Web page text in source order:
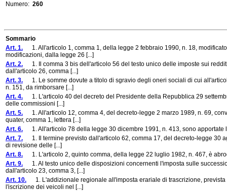
Numero: 260
Sommario
Art. 1. 1. All'articolo 1, comma 1, della legge 2 febbraio 1990, n. 18,
modificazioni, dalla legge 26 [...]
Art. 2. 1. Il comma 3 bis dell'articolo 56 del testo unico delle imposte sui
dall'articolo 26, comma [...]
Art. 3. 1. Le somme dovute a titolo di sgravio degli oneri sociali di cui
n. 151, da rimborsare [...]
Art. 4. 1. L'articolo 40 del decreto del Presidente della Repubblica 29
delle commissioni [...]
Art. 5. 1. All'articolo 12, comma 4, del decreto-legge 2 marzo 1989, n. 69,
quater, comma 1, lettera [...]
Art. 6. 1. All'articolo 78 della legge 30 dicembre 1991, n. 413, sono apportate
Art. 7. 1. Il termine previsto dall'articolo 62, comma 17, del decreto-legge 30
di revisione delle [...]
Art. 8. 1. L'articolo 2, quinto comma, della legge 22 luglio 1982, n. 467, è
Art. 9. 1. Al testo unico delle disposizioni concernenti l'imposta sulle
dall'articolo 23, comma 3, [...]
Art. 10. 1. L'addizionale regionale all'imposta erariale di trascrizione,
l'iscrizione dei veicoli nel [...]